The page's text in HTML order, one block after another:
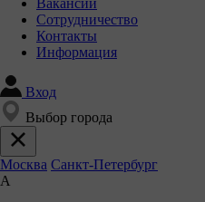
Сотрудничество
Контакты
Информация
Вход
Выбор города
Москва Санкт-Петербург
А